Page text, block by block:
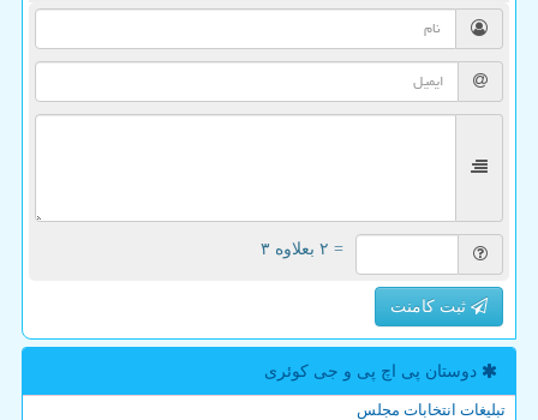
= ۲ بعلاوه ۳
ثبت کامنت
دوستان پی اچ پی و جی كوئری
تبلیغات انتخابات مجلس